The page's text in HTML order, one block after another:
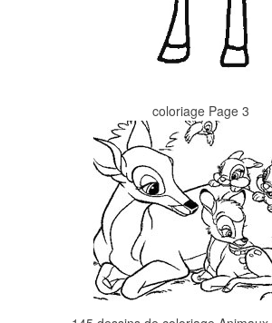
coloriage Page 3